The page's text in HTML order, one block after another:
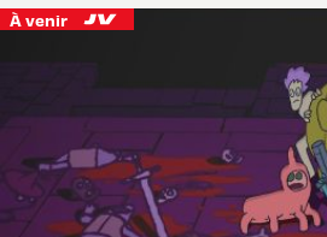
À venir